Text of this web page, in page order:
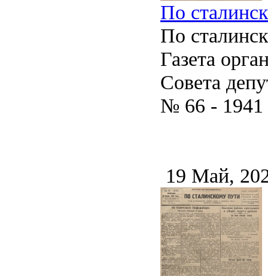
По
По
Газета
Совета
№ 66 - 1941
19 Май,